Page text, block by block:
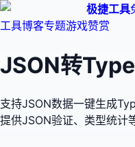
极捷工具
工具博客专题游戏赞赏
JSON转
支持JSON数据一键生成
提供JSON验证、类型统计